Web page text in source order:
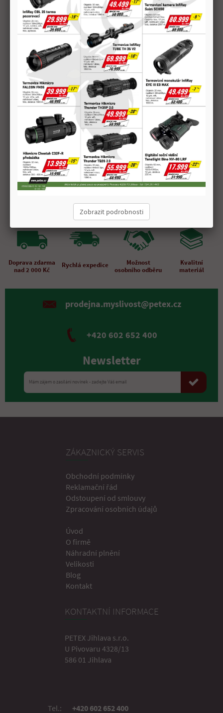
Popis produktu
Kolimátor FOMEI Foreman RDT2 je vhodný pro střelbu na krátké
vzdálenosti jak při sportovní a taktické střelbě, tak zároveň při
lovu na naháňkách. K pohotovému zamíření slouží červený bod ve
velikosti 2 MOA. Kolimátor je voděodolný a plněný suchým
dusíkem.
Ovládání červeného bodu
Ovládání červeného bodu je umístěno na pravé straně kolimátoru
a je rozděleno do 11 stupňů intenzity. Je zde použita baterie
CR2032.
Jméno Hodnota
Zvětšení 1x
Průměr objektivu 20mm
Rektifikace 1 díl = 1 MOA, rozsah ? 100 MOA
Doprava zdarma
nad 2 000 Kč
Rychlá expedice
Možnost
osobního odběru
Kvalitní
materiál
prodejna.myslivost@petex.cz
+420 602 652 400
Newsletter
ZÁKAZNICKÝ SERVIS
Obchodní podmínky
Reklamační řád
Odstoupení od smlouvy
Zpracování osobních údajů
Úvod
O firmě
Náhradní plnění
Velikosti
Blog
Kontakt
KONTAKTNÍ INFORMACE
PETEX Jihlava s.r.o.
U Pivovaru 4328/13
586 01 Jihlava
Tel.: +420 602 652 400
Zobrazit podrobnosti